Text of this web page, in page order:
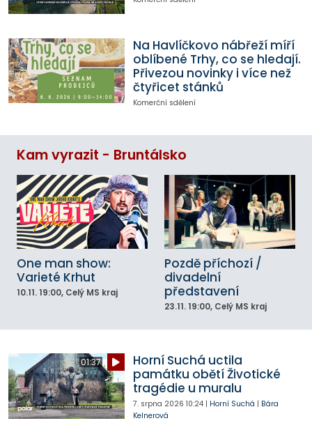
Na Havlíčkovo nábřeží míří
oblíbené Trhy, co se hledají.
Přivezou novinky i více než
čtyřicet stánků
Komerční sdělení
Kam vyrazit - Bruntálsko
One man show:
Varieté Krhut
10.11. 19:00, Celý MS kraj
Pozdě příchozí /
divadelní
představení
23.11. 19:00, Celý MS kraj
01:37
Horní Suchá uctila
památku obětí Životické
tragédie u muralu
7. srpna 2026 10:24| Horní Suchá | Bára
Kelnerová